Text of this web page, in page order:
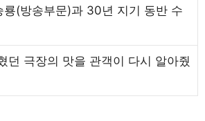
룡(방송부문)과 30년 지기 동반 수
던 극장의 맛을 관객이 다시 알아줬